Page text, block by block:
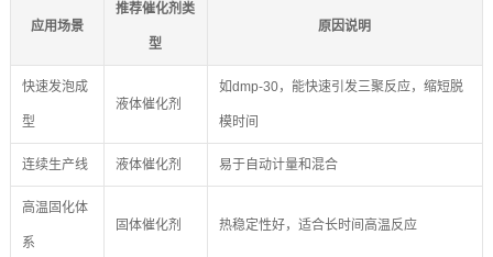
应用场景
推荐催化剂类
型
原因说明
快速发泡成
型
液体催化剂
如dmp-30，能快速引发三聚反应，缩短脱
模时间
连续生产线 液体催化剂 易于自动计量和混合
高温固化体
系
固体催化剂 热稳定性好，适合长时间高温反应